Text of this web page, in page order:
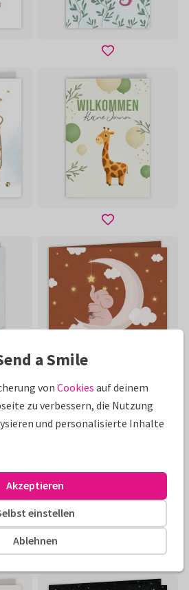
a Smile
von Cookies auf deinem
zu verbessern, die Nutzung
und personalisierte Inhalte
Ablehnen
einstellen
Akzeptieren